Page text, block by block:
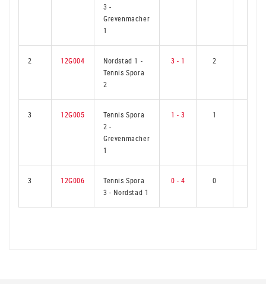
3-
Grevenmacher
1
2 12G004 Nordstad 1 -
Tennis Spora
2
3 - 1 2
3 12G005
Tennis Spora
2-
Grevenmacher
1
1 - 3 1
3 12G006
Tennis Spora
3- Nordstad 1
0 - 4 0